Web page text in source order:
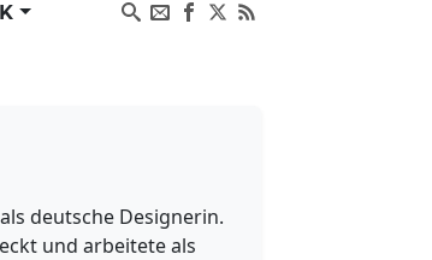
deutsche Designerin.
und arbeitete als